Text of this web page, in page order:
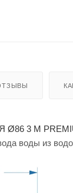
3 М
воды из